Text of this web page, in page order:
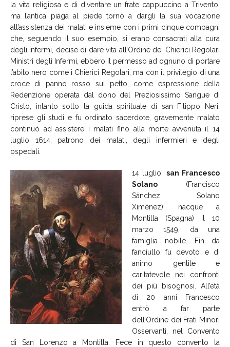
la vita religiosa e di diventare un frate cappuccino a Trivento,
ma l’antica piaga al piede tornò a dargli la sua vocazione
all’assistenza dei malati e insieme con i primi cinque compagni
che, seguendo il suo esempio, si erano consacrati alla cura
degli infermi, decise di dare vita all’Ordine dei Chierici Regolari
Ministri degli Infermi, ebbero il permesso ad ognuno di portare
l’abito nero come i Chierici Regolari, ma con il privilegio di una
croce di panno rosso sul petto, come espressione della
Redenzione operata dal dono del Preziosissimo Sangue di
Cristo; intanto sotto la guida spirituale di san Filippo Neri,
riprese gli studi e fu ordinato sacerdote, gravemente malato
continuò ad assistere i malati fino alla morte avvenuta il 14
luglio 1614; patrono dei malati, degli infermieri e degli
ospedali.
14 luglio: san Francesco
Solano (Francisco
Sánchez Solano
Ximénez), nacque a
Montilla (Spagna) il 10
marzo 1549, da una
famiglia nobile. Fin da
fanciullo fu devoto e di
animo gentile e
caritatevole nei confronti
dei più bisognosi. All’età
di 20 anni Francesco
entrò a far parte
dell’Ordine dei Frati Minori
Osservanti, nel Convento
di San Lorenzo a Montilla. Fece in questo convento la